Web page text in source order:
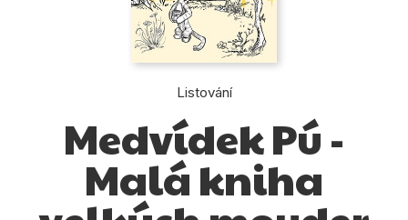
Beletrie pro děti
Beletrie pro dospělé
Dárkové publikace
Dárkové zboží
Jazyky
Listování
Medvídek Pú -
Malá kniha